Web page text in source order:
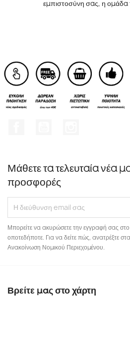
εμπιστοσύνη σας, η
Μάθετε τα τελευταία νέα
προσφορές
Μπορείτε να ακυρώσετε την εγγραφή σας στο
οποτεδήποτε. Για να δείτε πώς, ανατρέξτε
Ανακοίνωση Νομικού Περιεχομένου.
Βρείτε μας στο χάρτη